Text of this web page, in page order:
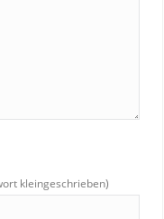
kleingeschrieben)